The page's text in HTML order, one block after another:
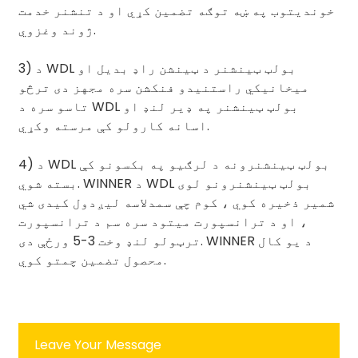
خوندیتوب په ښه توګه تضمین کړي او د تنشنر خدمت
ژوند وغزوي.
3) د WDL بولټ ټینشنر د ټینشن راډ بدیل او
میخانیکي راستنیدو فنکشن سره مجهز دی ترڅو
تاسو سره د WDL بولټ ټینشنر په ډیر لنډ او
اسانه کارولو کې مرسته وکړي.
4) د WDL بولټ ټینشنرونه د لرګیو په بکسونو کې
بسته شوي. WINNER د WDL بولټ ټینشنرونو لوی
شمیر ذخیره کوي ، کوم چې سمدلاسه لیږدول کیدی شي
، او د ترانسپورت میتود سره سم د ترانسپورت
ترټولو لنډ وخت 3-5 ورځې دی. WINNER د یو کال
محصول تضمین چمتو کوي.
Leave Your Message